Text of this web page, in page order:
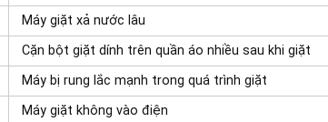
Máy giặt xả nước lâu
Cặn bột giặt dính trên quần áo nhiều sau khi giặt
Máy bị rung lắc mạnh trong quá trình giặt
Máy giặt không vào điện